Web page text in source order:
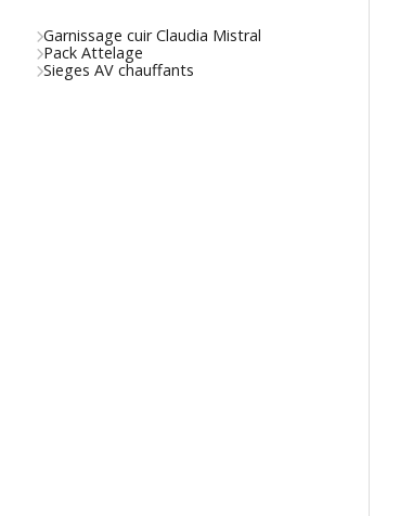
Garnissage cuir Claudia Mistral
Pack Attelage
Sieges AV chauffants